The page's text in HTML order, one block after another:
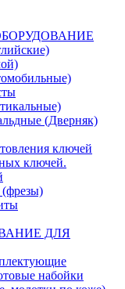
(Дверняк)
ключей
ключей.
(фрезы)
ДЛЯ
набойки